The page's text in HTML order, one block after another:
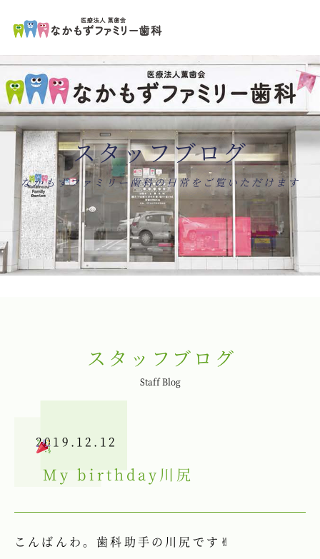
ペ
ー
先
頭
で
コ
ン
テ
ン
コ
ン
ツ
エ
リ
で
す
スタッフブログ
なかもずファミリー歯科の日常をご覧いただけます
スタッフブログ
Staff Blog
2019.12.12
My birthday 川尻
こんばんわ。歯科助手の川尻です✌︎